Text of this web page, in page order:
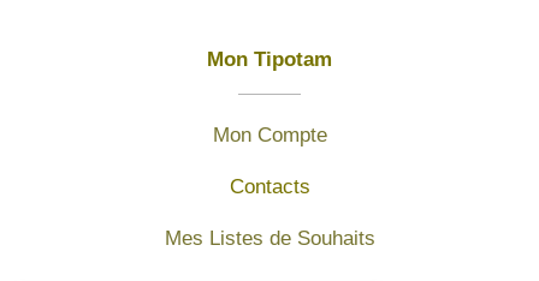
Mon Tipotam
Mon Compte
Contacts
Mes Listes de Souhaits